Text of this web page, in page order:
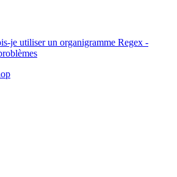
je utiliser un organigramme Regex -